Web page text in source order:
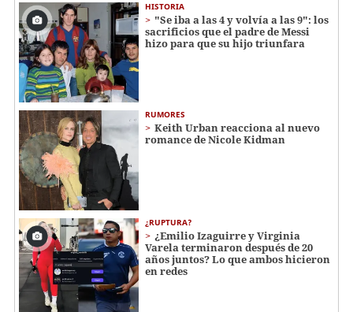
HISTORIA
"Se iba a las 4 y volvía a las 9": los
sacrificios que el padre de Messi
hizo para que su hijo triunfara
RUMORES
Keith Urban reacciona al nuevo
romance de Nicole Kidman
¿RUPTURA?
¿Emilio Izaguirre y Virginia
Varela terminaron después de 20
años juntos? Lo que ambos hicieron
en redes